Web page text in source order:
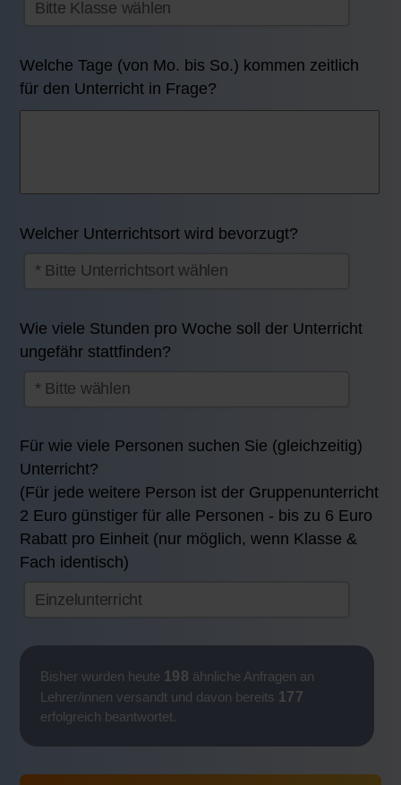
Welche Tage (von Mo. bis So.) kommen zeitlich
für den Unterricht in Frage?
Welcher Unterrichtsort wird bevorzugt?
Wie viele Stunden pro Woche soll der Unterricht
ungefähr stattfinden?
Für wie viele Personen suchen Sie (gleichzeitig)
Unterricht?
(Für jede weitere Person ist der Gruppenunterricht
2 Euro günstiger für alle Personen - bis zu 6 Euro
Rabatt pro Einheit (nur möglich, wenn Klasse &
Fach identisch)
Bisher wurden heute 198 ähnliche Anfragen an
Lehrer/innen versandt und davon bereits 177
erfolgreich beantwortet.